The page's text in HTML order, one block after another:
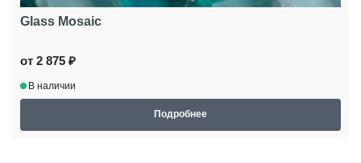
Glass Mosaic
от 2 875 ₽
В наличии
Подробнее